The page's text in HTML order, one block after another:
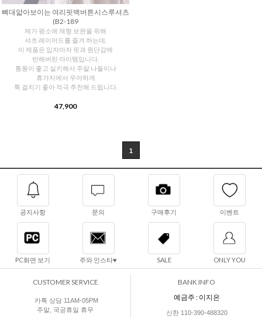
뼈대얇아보이는 여리핏백버튼시스루셔츠
(B2-189
제가 평소에 체형 보완을 위해
셔츠 레이어드를 즐겨 하는데,
이 제품은 입자마자 핏과 원단감에
반해버린 아이템입니다.
통풍이 좋고 실키해서 주말 나들이나
휴가지에서 우아하게
툭 걸치기 좋아 적극 추천해 드립니다.
47,900
1
공지사항 문의 구매후기 이벤트
PC화면 보기 주와 인스타♥ SALE ONLY YOU
CUSTOMER SERVICE
카톡 상담 11AM-05PM
주말, 국공휴일 휴무
BANK INFO
예금주 : 이지은
신한 110-390-488320